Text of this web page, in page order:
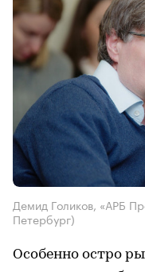
Демид Голиков, «АРБ
Петербург)
Особенно остро